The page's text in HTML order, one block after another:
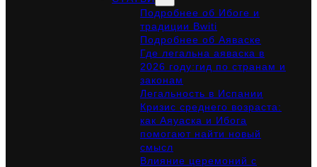
Подробнее об Ибоге и
традиции Bwiti
Подробнее об Аяваске
Где легальна аяваска в
2026 году:гид по странам и
законам
Легальность в Испании
Кризис среднего возраста:
как Аяуаска и Ибога
помогают найти новый
смысл
Влияние церемоний с